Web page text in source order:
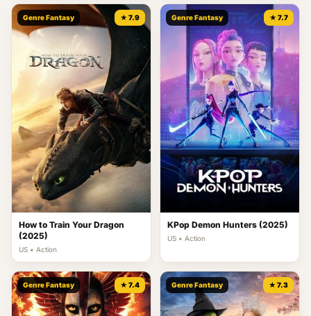
Genre Fantasy ★ 7.9
How to Train Your Dragon
(2025)
US • Action
Genre Fantasy ★ 7.7
KPop Demon Hunters (2025)
US • Action
Genre Fantasy ★ 7.4 Genre Fantasy ★ 7.3